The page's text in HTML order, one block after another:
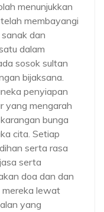
menunjukkan
membayangi
dan
dalam
sosok sultan
bijaksana.
penyiapan
yang mengarah
bunga
cita. Setiap
serta rasa
serta
doa dan dan
mereka lewat
yang